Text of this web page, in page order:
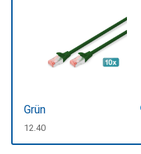
Grün
CHF
12.40